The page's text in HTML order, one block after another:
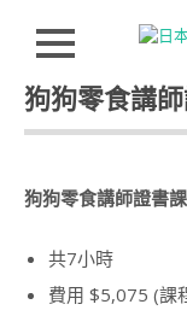
Close
Skip to
content
HOMEPAGE
師
證
課
特
狗狗零食講
狗狗零食講師證書
共7小時
費用 $5,075 (課